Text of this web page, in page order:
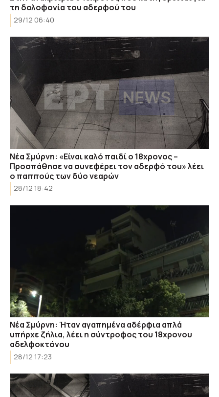
τη δολοφονία του αδερφού του
29/12 06:40
Νέα Σμύρνη: «Είναι καλό παιδί ο 18χρονος –
Προσπάθησε να συνεφέρει τον αδερφό του» λέει
ο παππούς των δύο νεαρών
28/12 18:42
Νέα Σμύρνη: Ήταν αγαπημένα αδέρφια απλά
υπήρχε ζήλια, λέει η σύντροφος του 18χρονου
αδελφοκτόνου
28/12 17:23